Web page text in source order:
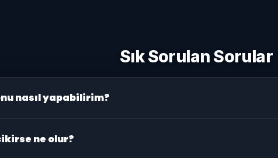
Sık Sorulan Sorular
nasıl yapabilirim?
ne olur?